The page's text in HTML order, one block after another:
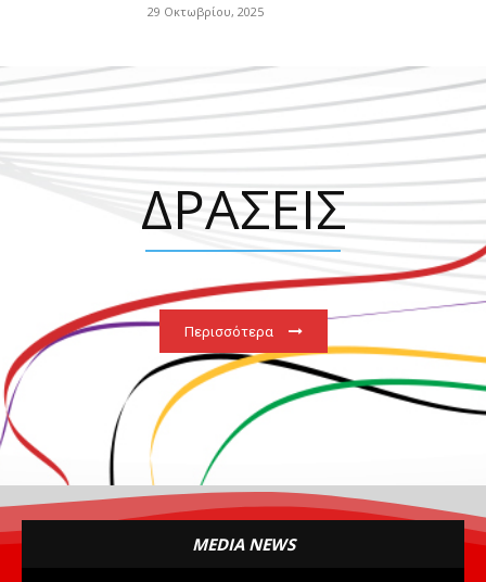
29 Οκτωβρίου, 2025
ΔΡΑΣΕΙΣ
Περισσότερα
MEDIA NEWS